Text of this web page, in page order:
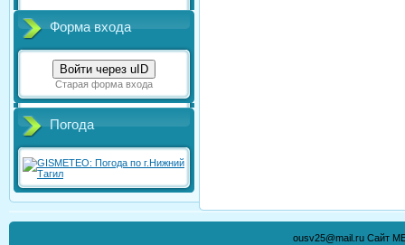
Форма входа
Войти через uID
Старая форма входа
Погода
ousv25@mail.ru Сайт